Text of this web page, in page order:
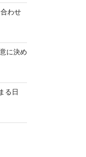
わせ
に決め
る日